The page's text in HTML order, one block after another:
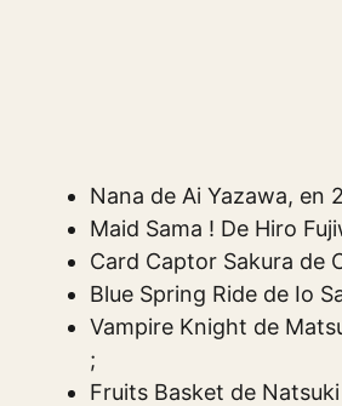
Nana de Ai Yazawa, en
Maid Sama ! De Hiro
Card Captor Sakura de
Blue Spring Ride de Io
Vampire Knight de
;
Fruits Basket de